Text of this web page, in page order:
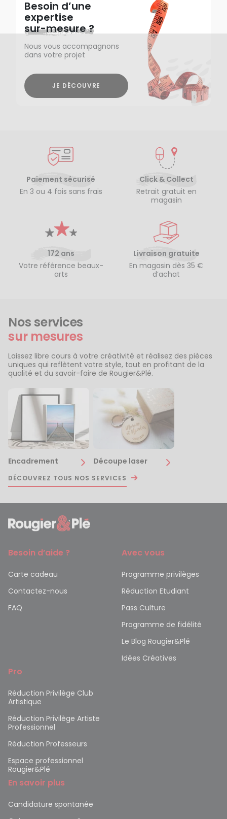
Besoin d’une
expertise
sur-mesure ?
Nous vous accompagnons
dans votre projet
JE DÉCOUVRE
Paiement sécurisé
En 3 ou 4 fois sans frais
Click & Collect
Retrait gratuit en
magasin
172 ans
Votre référence beaux-
arts
Livraison gratuite
En magasin dès 35 €
d’achat
Nos services
sur mesures
Laissez libre cours à votre créativité et réalisez des pièces
uniques qui reflètent votre style, tout en profitant de la
qualité et du savoir-faire de Rougier&Plé.
Encadrement Découpe laser
DÉCOUVREZ TOUS NOS SERVICES
Besoin d’aide ?
Carte cadeau
Contactez-nous
FAQ
Avec vous
Programme privilèges
Réduction Etudiant
Pass Culture
Programme de fidélité
Le Blog Rougier&Plé
Idées Créatives
Pro
Réduction Privilège Club
Artistique
Réduction Privilège Artiste
Professionnel
Réduction Professeurs
Espace professionnel
Rougier&Plé
En savoir plus
Candidature spontanée